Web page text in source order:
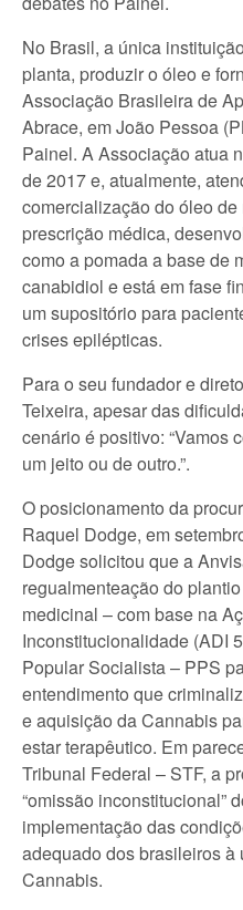
No Brasil, a única
planta, produzir o óleo e
Associação Brasileira de
Abrace, em João Pessoa
Painel. A Associação atua
de 2017 e, atualmente,
comercialização do óleo
prescrição médica,
como a pomada a base de
canabidiol e está em fase
um supositório para
crises epilépticas.
Para o seu fundador e
Teixeira, apesar das
cenário é positivo: “Vamos
um jeito ou de outro.”.
O posicionamento da
Raquel Dodge, em
Dodge solicitou que a
regualmenteação do
medicinal – com base na
Inconstitucionalidade (ADI
Popular Socialista – PPS
entendimento que
e aquisição da Cannabis
estar terapêutico. Em
Tribunal Federal – STF, a
“omissão inconstitucional”
implementação das
adequado dos brasileiros
Cannabis.